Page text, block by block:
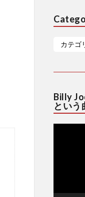
Billy
という
動